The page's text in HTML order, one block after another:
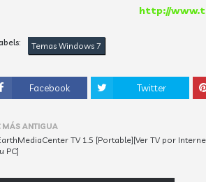
http://
Temas Windows 7
Facebook Twitter
MÁS ANTIGUA
TV 1.5 [Portable][Ver TV por
PC]